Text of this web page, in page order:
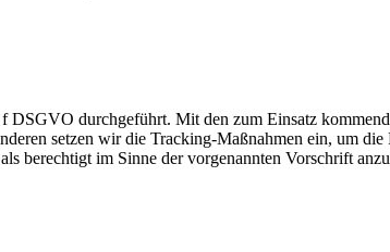
DSGVO durchgeführt. Mit den zum Einsatz
setzen wir die Tracking-Maßnahmen ein, um die
berechtigt im Sinne der vorgenannten Vorschrift